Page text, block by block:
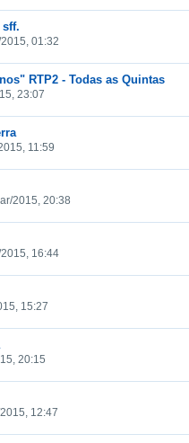
sff.
01:32
RTP2 - Todas as Quintas
23:07
11:59
2015, 20:38
16:44
15:27
20:15
12:47